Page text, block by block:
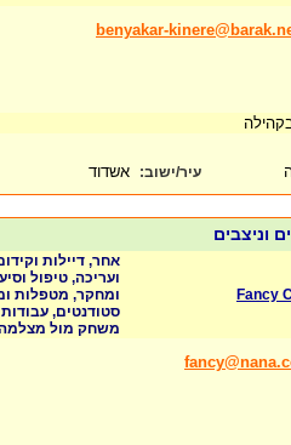
benyakar-
עיר/ישוב: אשדוד
וניצבים
Fancy
אחר, דיילות
ועריכה, טיפול
ומחקר, מטפלות
סטודנטים,
משחק מול